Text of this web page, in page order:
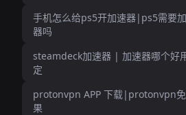
手机怎么给ps5开加速器|ps5需要
器吗
steamdeck加速器 | 加速器哪个好
定
protonvpn APP 下载|protonvpn
果